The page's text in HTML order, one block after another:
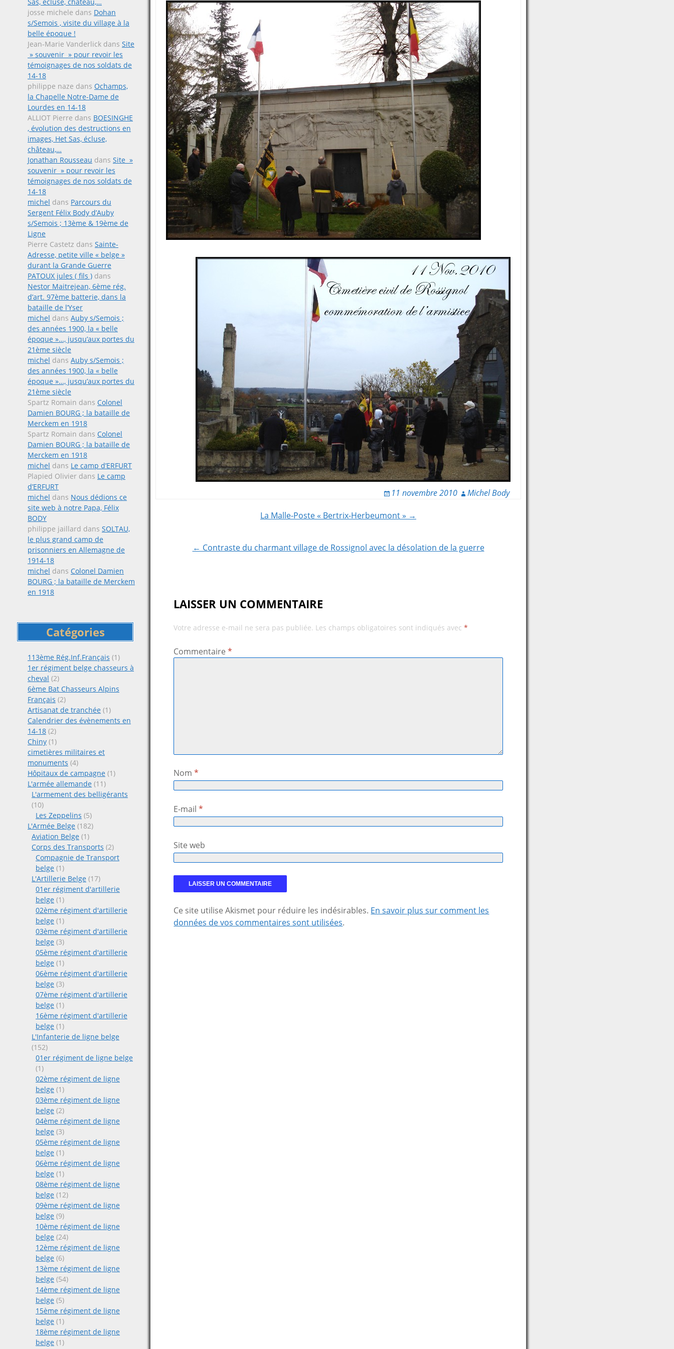
josse michele dans Dohan
s/Semois , visite du village à la
belle époque !
Jean-Marie Vanderlick dans Site
» souvenir » pour revoir les
témoignages de nos soldats de
14-18
philippe naze dans Ochamps,
la Chapelle Notre-Dame de
Lourdes en 14-18
ALLIOT Pierre dans BOESINGHE
, évolution des destructions en
images, Het Sas, écluse,
château,…
Jonathan Rousseau dans Site »
souvenir » pour revoir les
témoignages de nos soldats de
14-18
michel dans Parcours du
Sergent Félix Body d’Auby
s/Semois ; 13ème & 19ème de
Ligne
Pierre Castetz dans Sainte-
Adresse, petite ville « belge »
durant la Grande Guerre
PATOUX jules ( fils ) dans
Nestor Maitrejean, 6ème rég.
d’art. 97ème batterie, dans la
bataille de l’Yser
michel dans Auby s/Semois ;
des années 1900, la « belle
époque »…, jusqu’aux portes du
21ème siècle
michel dans Auby s/Semois ;
des années 1900, la « belle
époque »…, jusqu’aux portes du
21ème siècle
Spartz Romain dans Colonel
Damien BOURG ; la bataille de
Merckem en 1918
Spartz Romain dans Colonel
Damien BOURG ; la bataille de
Merckem en 1918
michel dans Le camp d’ERFURT
Plapied Olivier dans Le camp
d’ERFURT
michel dans Nous dédions ce
site web à notre Papa, Félix
BODY
philippe jaillard dans SOLTAU,
le plus grand camp de
prisonniers en Allemagne de
1914-18
michel dans Colonel Damien
BOURG ; la bataille de Merckem
en 1918
Catégories
113ème Rég.Inf.Français (1)
1er régiment belge chasseurs à
cheval (2)
6ème Bat Chasseurs Alpins
Français (2)
Artisanat de tranchée (1)
Calendrier des évènements en
14-18 (2)
Chiny (1)
cimetières militaires et
monuments (4)
Hôpitaux de campagne (1)
L'armée allemande (11)
L'armement des belligérants
(10)
Les Zeppelins (5)
L'Armée Belge (182)
Aviation Belge (1)
Corps des Transports (2)
Compagnie de Transport
belge (1)
L'Artillerie Belge (17)
01er régiment d'artillerie
belge (1)
02ème régiment d'artillerie
belge (1)
03ème régiment d'artillerie
belge (3)
05ème régiment d'artillerie
belge (1)
06ème régiment d'artillerie
belge (3)
07ème régiment d'artillerie
belge (1)
16ème régiment d'artillerie
belge (1)
L'Infanterie de ligne belge
(152)
01er régiment de ligne belge
(1)
02ème régiment de ligne
belge (1)
03ème régiment de ligne
belge (2)
04ème régiment de ligne
belge (3)
05ème régiment de ligne
belge (1)
06ème régiment de ligne
belge (1)
08ème régiment de ligne
belge (12)
09ème régiment de ligne
belge (9)
10ème régiment de ligne
belge (24)
12ème régiment de ligne
belge (6)
13ème régiment de ligne
belge (54)
14ème régiment de ligne
belge (5)
15ème régiment de ligne
belge (1)
18ème régiment de ligne
belge (1)
11 novembre 2010 Michel Body
navigation
La Malle-Poste « Bertrix-Herbeumont » →
← Contraste du charmant village de Rossignol avec la désolation de la guerre
LAISSER UN COMMENTAIRE
Votre adresse e-mail ne sera pas publiée. Les champs obligatoires sont indiqués avec*
Commentaire*
Nom*
E-mail*
Site web
Ce site utilise Akismet pour réduire les indésirables. En savoir plus sur comment les
données de vos commentaires sont utilisées.